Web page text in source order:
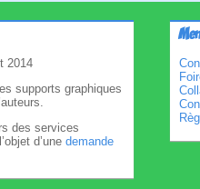
2014
supports graphiques
des services
d’une demande